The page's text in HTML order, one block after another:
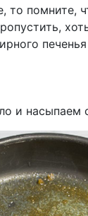
то помните,
и насыпаем